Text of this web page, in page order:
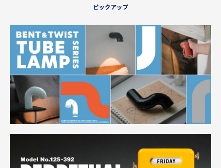
ピックアップ